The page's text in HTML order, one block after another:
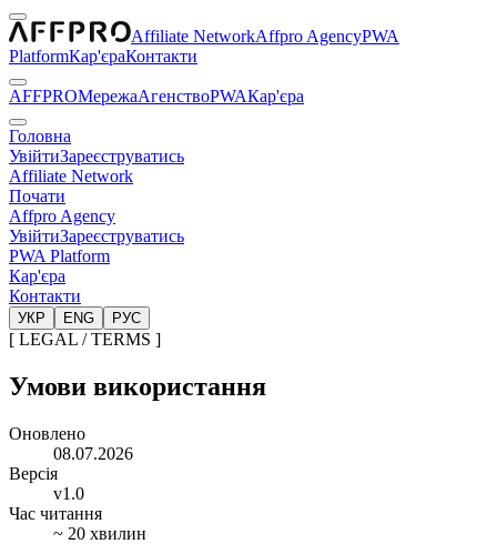
Affiliate NetworkAffpro AgencyPWA
PlatformКар'єраКонтакти
AFFPROМережаАгенствоPWAКар'єра
Головна
УвійтиЗареєструватись
Affiliate Network
Почати
Affpro Agency
УвійтиЗареєструватись
PWA Platform
Кар'єра
Контакти
УКР ENG РУС
[ LEGAL / TERMS ]
Умови використання
Оновлено
08.07.2026
Версія
v1.0
Час читання
~ 20 хвилин